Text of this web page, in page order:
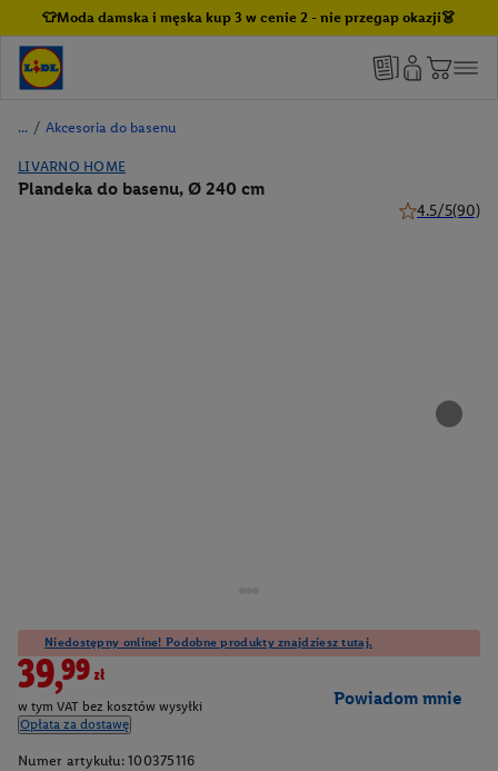
👕Moda damska i męska kup 3 w cenie 2 - nie przegap okazji👗
/ Akcesoria do basenu
LIVARNO HOME
Plandeka do basenu, Ø 240 cm
4.5/5(90)
Niedostępny online! Podobne produkty znajdziesz tutaj.
39,99zł
w tym VAT bez kosztów wysyłki
Opłata za dostawę
Powiadom mnie
Numer artykułu: 100375116